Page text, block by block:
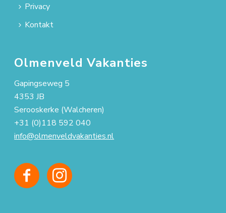
Privacy
Kontakt
Olmenveld Vakanties
Gapingseweg 5
4353 JB
Serooskerke (Walcheren)
+31 (0)118 592 040
info@olmenveldvakanties.nl